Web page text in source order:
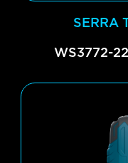
SERRA
WS3772-